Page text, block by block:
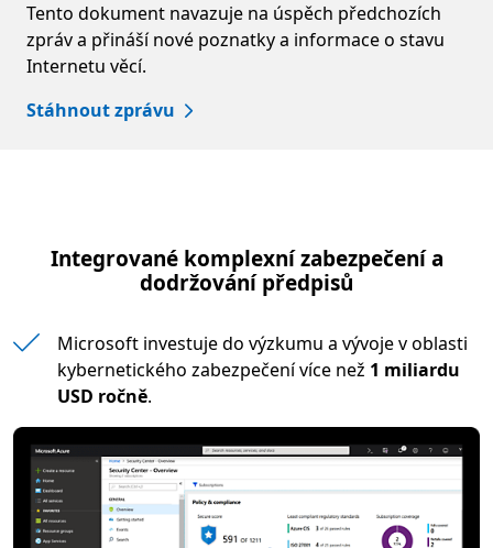
Tento dokument navazuje na úspěch předchozích
zpráv a přináší nové poznatky a informace o stavu
Internetu věcí.
Stáhnout zprávu
Integrované komplexní zabezpečení a
dodržování předpisů
Microsoft investuje do výzkumu a vývoje v oblasti
kybernetického zabezpečení více než 1 miliardu
USD ročně.